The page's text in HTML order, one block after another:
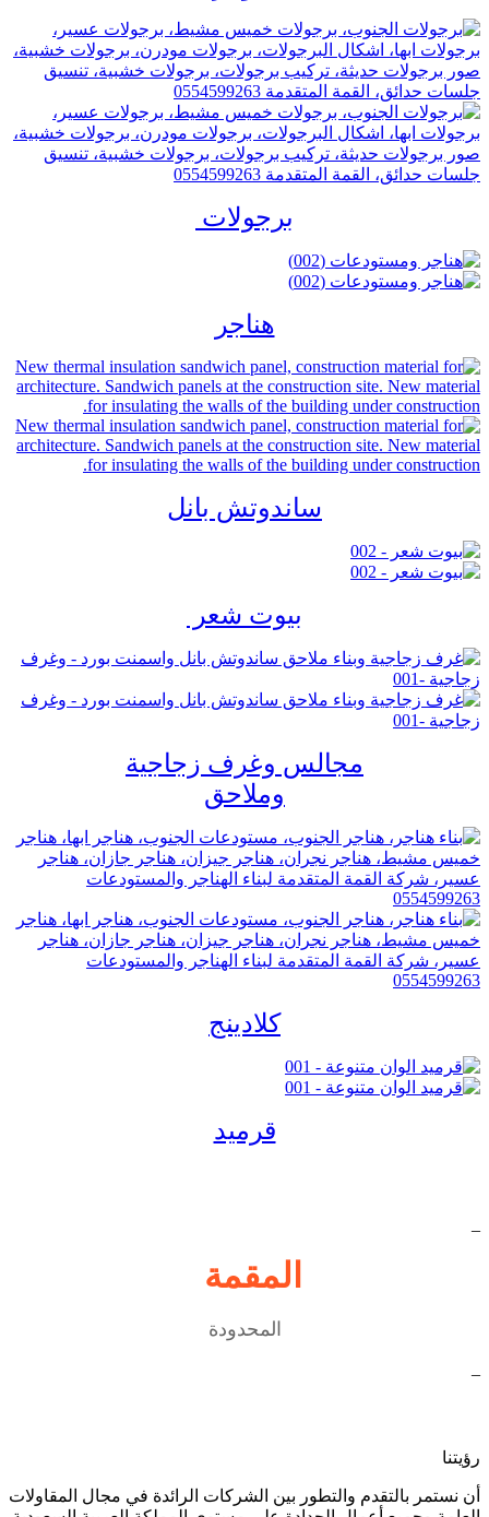
برجولات
هناجر
ساندوتش بانل
بيوت شعر
مجالس وغرف زجاجية
وملاحق
كلادينج
قرميد
المقمة
المحدودة
رؤيتنا
أن نستمر بالتقدم والتطور بين الشركات الرائدة في مجال المقاولات